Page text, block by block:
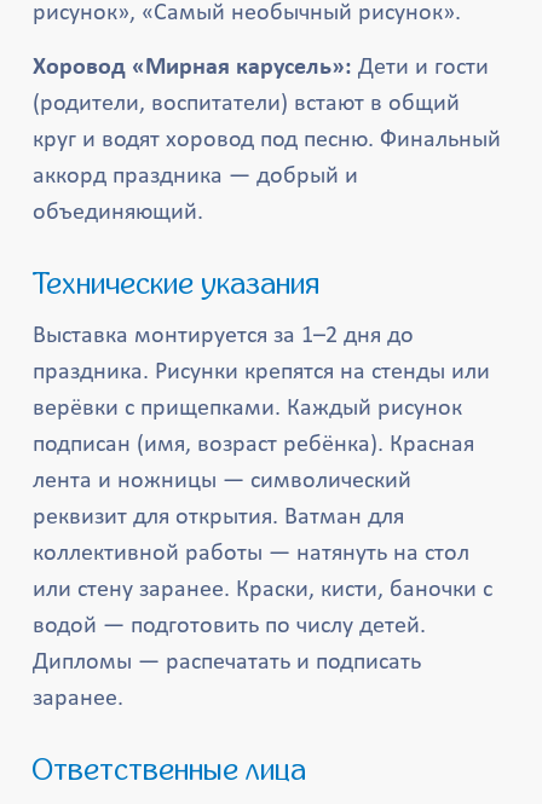
рисунок», «Самый необычный рисунок».
Хоровод «Мирная карусель»: Дети и гости
(родители, воспитатели) встают в общий
круг и водят хоровод под песню. Финальный
аккорд праздника — добрый и
объединяющий.
Технические указания
Выставка монтируется за 1–2 дня до
праздника. Рисунки крепятся на стенды или
верёвки с прищепками. Каждый рисунок
подписан (имя, возраст ребёнка). Красная
лента и ножницы — символический
реквизит для открытия. Ватман для
коллективной работы — натянуть на стол
или стену заранее. Краски, кисти, баночки с
водой — подготовить по числу детей.
Дипломы — распечатать и подписать
заранее.
Ответственные лица